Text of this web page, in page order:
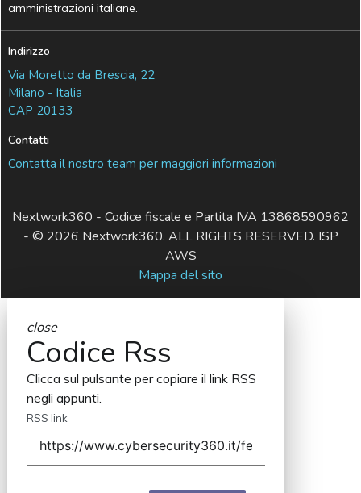
amministrazioni italiane.
Indirizzo
Via Moretto da Brescia, 22
Milano - Italia
CAP 20133
Contatti
Contatta il nostro team per maggiori informazioni
Nextwork360 - Codice fiscale e Partita IVA 13868590962
- © 2026 Nextwork360. ALL RIGHTS RESERVED. ISP
AWS
Mappa del sito
close
Codice Rss
Clicca sul pulsante per copiare il link RSS
negli appunti.
RSS link